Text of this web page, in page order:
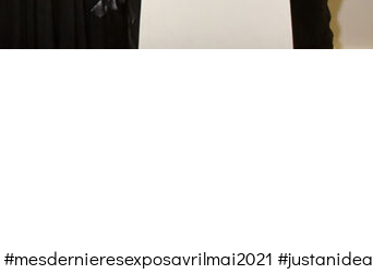
#justanidea